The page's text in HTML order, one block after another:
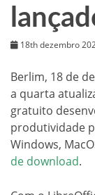
18th dezembro
Berlim, 18 de
a quarta
gratuito
produtividade
Windows,
de download.